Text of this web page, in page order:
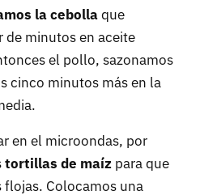
la cebollaque
de minutos en aceite
el pollo, sazonamos
cinco minutos más en la
en el microondas, por
tortillas de maíz para que
flojas. Colocamos una